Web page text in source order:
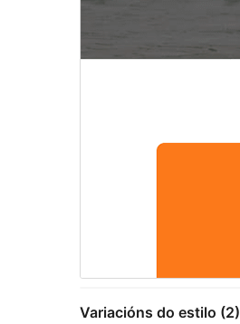
Variacións do estilo (2)